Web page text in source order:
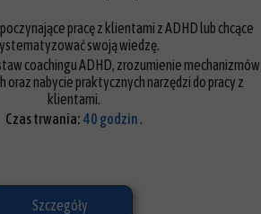
Szczegóły
pracę z klientami z ADHD lub chcące
swoją wiedzę.
coachingu ADHD, zrozumienie mechanizmów
nabycie praktycznych narzędzi do pracy z
klientami.
Czas trwania: 40 godzin .